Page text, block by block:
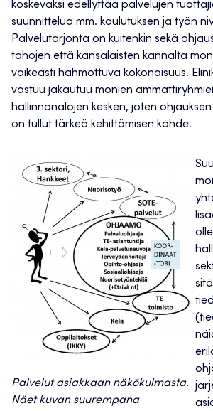
koskevaksi edellyttää palvelujen
suunnittelua mm. koulutuksen ja työn
Palvelutarjonta on kuitenkin sekä
tahojen että kansalaisten kannalta
vaikeasti hahmottuva kokonaisuus.
vastuu jakautuu monien
hallinnonalojen kesken, joten
on tullut tärkeä kehittämisen kohde.
Palvelut asiakkaan näkökulmasta.
Näet kuvan suurempana